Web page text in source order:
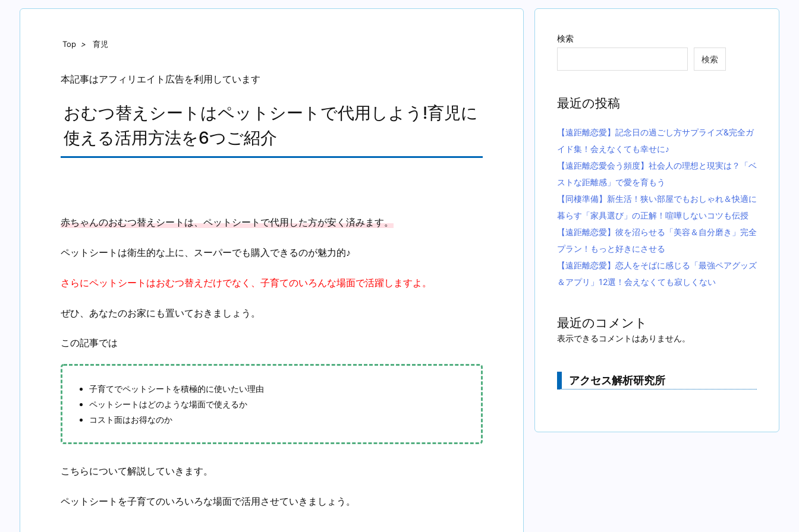
Top > 育児
本記事はアフィリエイト広告を利用しています
おむつ替えシートはペットシートで代用しよう!育児に
使える活用方法を6つご紹介
赤ちゃんのおむつ替えシートは、ペットシートで代用した方が安く済みます。
ペットシートは衛生的な上に、スーパーでも購入できるのが魅力的♪
さらにペットシートはおむつ替えだけでなく、子育てのいろんな場面で活躍しますよ。
ぜひ、あなたのお家にも置いておきましょう。
この記事では
子育てでペットシートを積極的に使いたい理由
ペットシートはどのような場面で使えるか
コスト面はお得なのか
こちらについて解説していきます。
ペットシートを子育てのいろいろな場面で活用させていきましょう。
検索
検索
最近の投稿
【遠距離恋愛】記念日の過ごし方サプライズ&完全ガ
イド集！会えなくても幸せに♪
【遠距離恋愛会う頻度】社会人の理想と現実は？「ベ
ストな距離感」で愛を育もう
【同棲準備】新生活！狭い部屋でもおしゃれ＆快適に
暮らす「家具選び」の正解！喧嘩しないコツも伝授
【遠距離恋愛】彼を沼らせる「美容＆自分磨き」完全
プラン！もっと好きにさせる
【遠距離恋愛】恋人をそばに感じる「最強ペアグッズ
＆アプリ」12選！会えなくても寂しくない
最近のコメント
表示できるコメントはありません。
アクセス解析研究所